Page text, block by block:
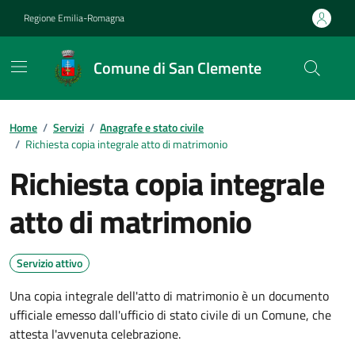
Regione Emilia-Romagna
Comune di San Clemente
Contenuti in evidenza
Home / Servizi / Anagrafe e stato civile
/ Richiesta copia integrale atto di matrimonio
Richiesta copia integrale
atto di matrimonio
Servizio attivo
Una copia integrale dell'atto di matrimonio è un documento
ufficiale emesso dall'ufficio di stato civile di un Comune, che
attesta l'avvenuta celebrazione.